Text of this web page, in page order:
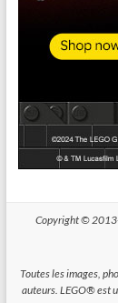
Copyright ©
Toutes les images,
auteurs. LEGO® est